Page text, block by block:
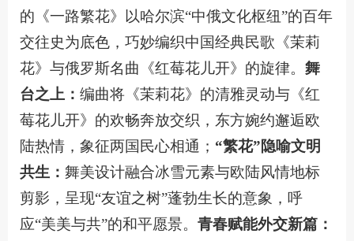
的《一路繁花》以哈尔滨“中俄文化枢纽”的百年
交往史为底色，巧妙编织中国经典民歌《茉莉
花》与俄罗斯名曲《红莓花儿开》的旋律。 舞
台之上： 编曲将《茉莉花》的清雅灵动与《红
莓花儿开》的欢畅奔放交织，东方婉约邂逅欧
陆热情，象征两国民心相通； “繁花”隐喻文明
共生： 舞美设计融合冰雪元素与欧陆风情地标
剪影，呈现“友谊之树”蓬勃生长的意象，呼
应“美美与共”的和平愿景。 青春赋能外交新篇：